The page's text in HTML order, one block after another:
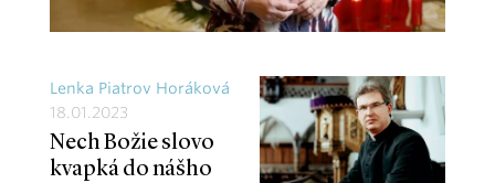
Lenka Piatrov Horáková
18.01.2023
Nech Božie slovo
kvapká do nášho